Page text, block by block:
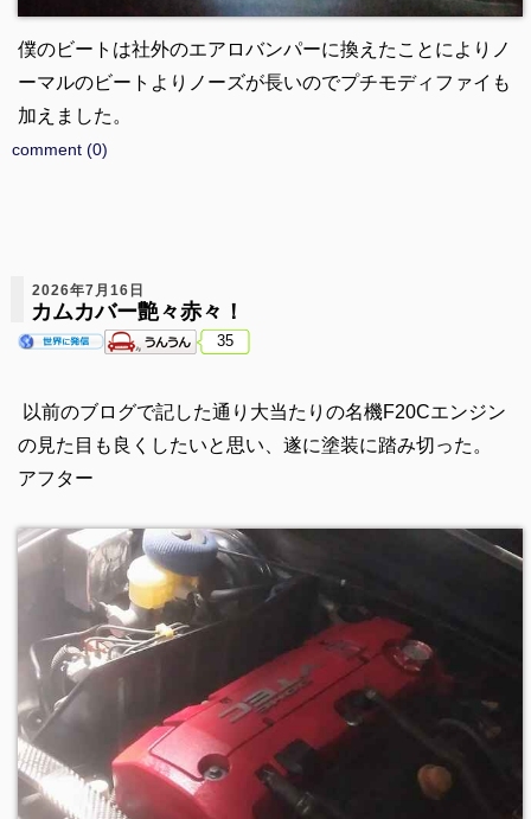
僕のビートは社外のエアロバンパーに換えたことによりノ
ーマルのビートよりノーズが長いのでプチモディファイも
加えました。
comment (0)
2026年7月16日
カムカバー艶々赤々！
35
以前のブログで記した通り大当たりの名機F20Cエンジン
の見た目も良くしたいと思い、遂に塗装に踏み切った。
アフター